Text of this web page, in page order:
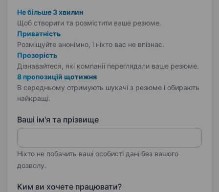
Не більше 3 хвилин
Щоб створити та розмістити ваше резюме.
Приватність
Розміщуйте анонімно, і ніхто вас не впізнає.
Прозорість
Дізнавайтеся, які компанії переглядали ваше резюме.
8 пропозицій щотижня
В середньому отримують шукачі з резюме і обирають
найкращі.
Ваші ім'я та прізвище
Ніхто не побачить ваші особисті дані без вашого
дозволу.
Ким ви хочете працювати?